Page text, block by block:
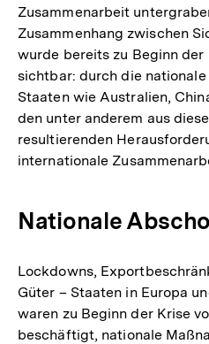
Zusammenarbeit
Zusammenhang zwischen
wurde bereits zu Beginn
sichtbar: durch die
Staaten wie Australien,
den unter anderem aus
resultierenden
internationale
Nationale
Lockdowns,
Güter – Staaten in Europa
waren zu Beginn der Krise
beschäftigt, nationale